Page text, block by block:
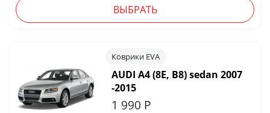
ВЫБРАТЬ
Коврики EVA
AUDI A4 (8E, B8) sedan 2007
-2015
1 990 Р